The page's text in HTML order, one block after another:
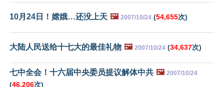
10月24日！嫦娥…还没上天 🖼️ 2007/10/24 (54,655次)
大陆人民送给十七大的最佳礼物 🖼️ 2007/10/24 (34,637次)
七中全会！十六届中央委员提议解体中共 🖼️ 2007/10/24
(46,206次)